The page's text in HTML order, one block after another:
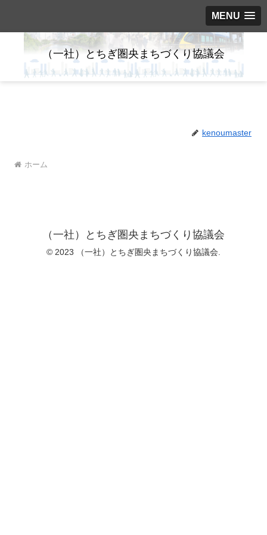
MENU
（一社）とちぎ圏央まちづくり協議会
kenoumaster
ホーム
（一社）とちぎ圏央まちづくり協議会
© 2023 （一社）とちぎ圏央まちづくり協議会.